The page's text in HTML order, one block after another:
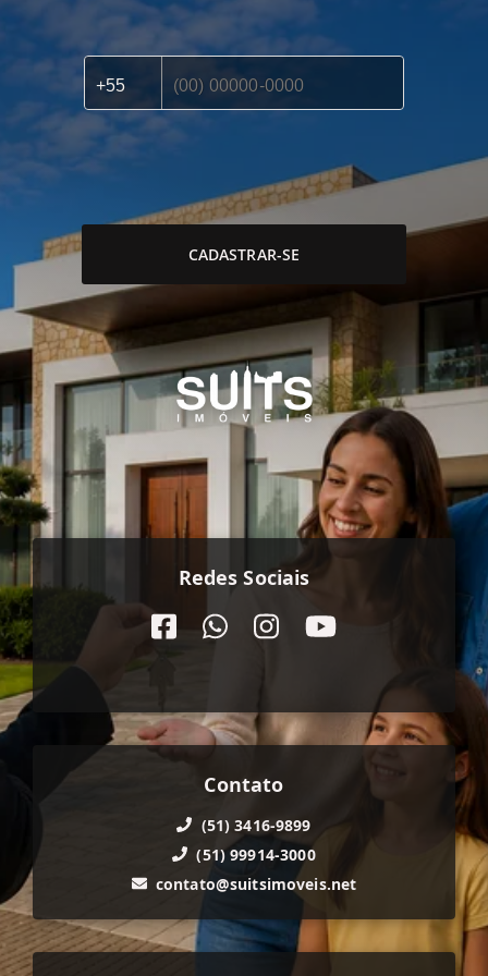
CADASTRAR-SE
Redes Sociais
Contato
(51) 3416-9899
(51) 99914-3000
contato@suitsimoveis.net